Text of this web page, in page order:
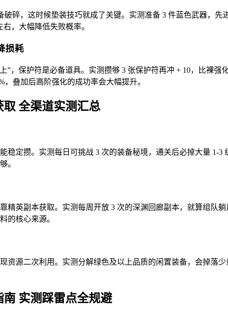
碎，这时候垫装技巧就成了关键。实测准备 3 件蓝色武器，
，大幅降低失败概率。
损耗
”，保护符是必备道具。实测攒够 3 张保护符再冲 + 10，比裸
叠加后高阶强化的成功率会大幅提升。
全渠道实测汇总
稳定攒。实测每日可挑战 3 次的装备秘境，通关后必掉大量 1-
。
精英副本获取。实测每周开放 3 次的深渊回廊副本，就算组队
的核心来源。
资源二次利用。实测分解绿色及以上品质的闲置装备，会掉落
实测踩雷点全规避